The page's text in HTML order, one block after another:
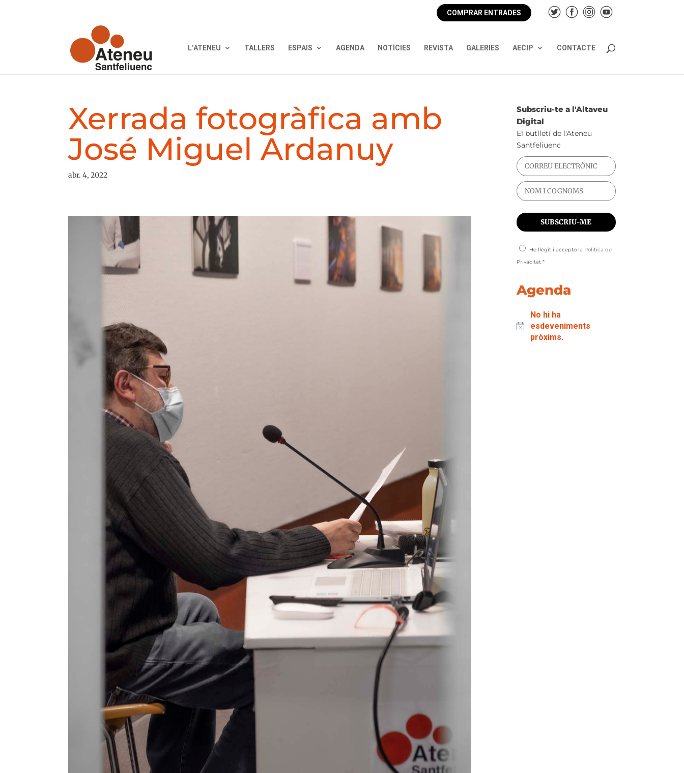
COMPRAR ENTRADES
L’ATENEU TALLERS ESPAIS AGENDA NOTÍCIES REVISTA GALERIES AECIP CONTACTE
Xerrada fotogràfica amb
José Miguel Ardanuy
abr. 4, 2022
Subscriu-te a l'Altaveu
Digital
El butlletí de l'Ateneu
Santfeliuenc
He llegit i accepto la Política de
Privacitat *
Agenda
No hi ha
esdeveniments
pròxims.